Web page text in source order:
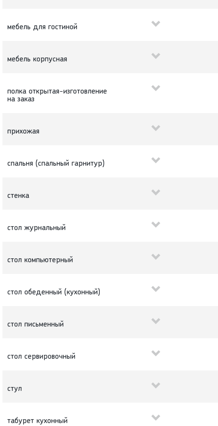
мебель для гостиной
мебель корпусная
полка открытая-изготовление
на заказ
прихожая
спальня (спальный гарнитур)
стенка
стол журнальный
стол компьютерный
стол обеденный (кухонный)
стол письменный
стол сервировочный
стул
табурет кухонный